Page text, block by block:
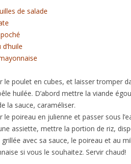
de salade
le poulet en cubes, et laisser tromper
huilée. D’abord mettre la viande
la sauce, caraméliser.
le poireau en julienne et passer sous
assiette, mettre la portion de riz,
grillée avec sa sauce, le poireau et au
si vous le souhaitez. Servir chaud!